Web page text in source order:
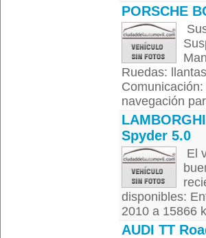
PORSCHE
Ruedas:
navegación
Spyder 5.0
El
disponibles:
2010 a 15866
AUDI TT